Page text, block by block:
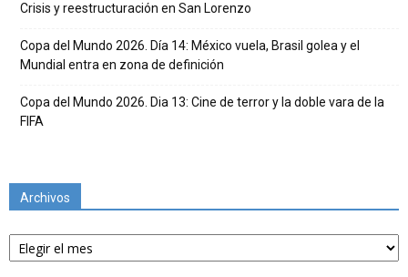
Crisis y reestructuración en San Lorenzo
Copa del Mundo 2026. Día 14: México vuela, Brasil golea y el
Mundial entra en zona de definición
Copa del Mundo 2026. Dia 13: Cine de terror y la doble vara de la
FIFA
Archivos
Archivos